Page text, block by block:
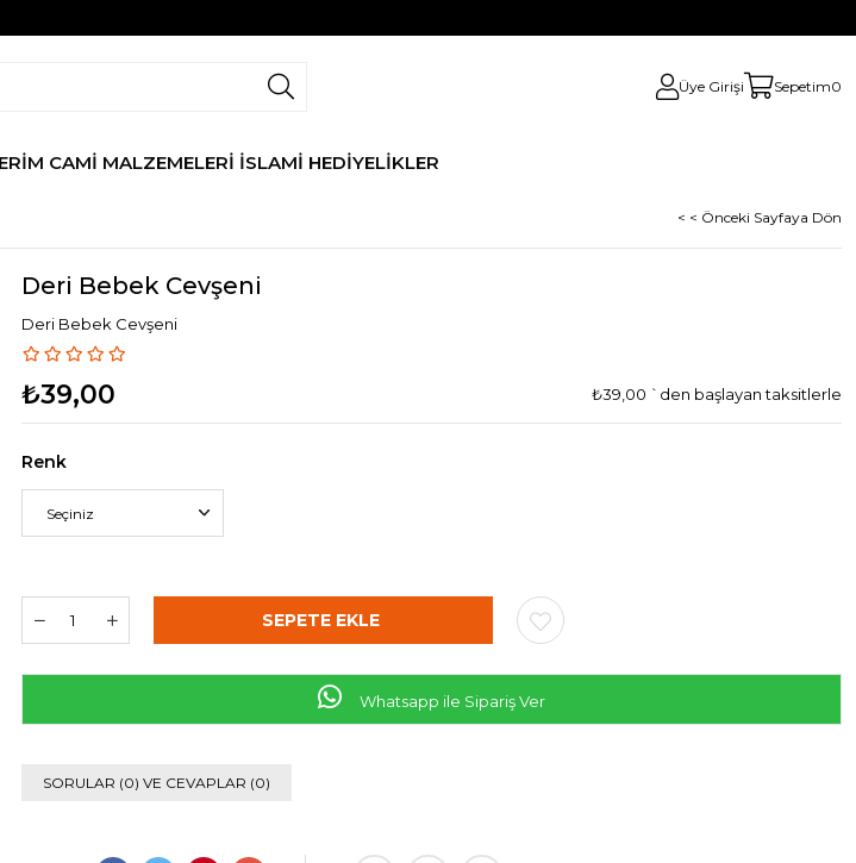
Üye Girişi Sepetim0
CAMİ MALZEMELERİ İSLAMİ HEDİYELİKLER
< < Önceki Sayfaya Dön
Deri Bebek Cevşeni
Deri Bebek Cevşeni
₺39,00 ₺39,00 `den başlayan taksitlerle
Renk
Whatsapp ile Sipariş Ver
SORULAR (0) VE CEVAPLAR (0)